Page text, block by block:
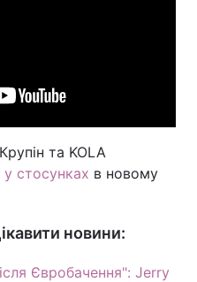
та KOLA
стосунках в новому
новини:
Євробачення": Jerry